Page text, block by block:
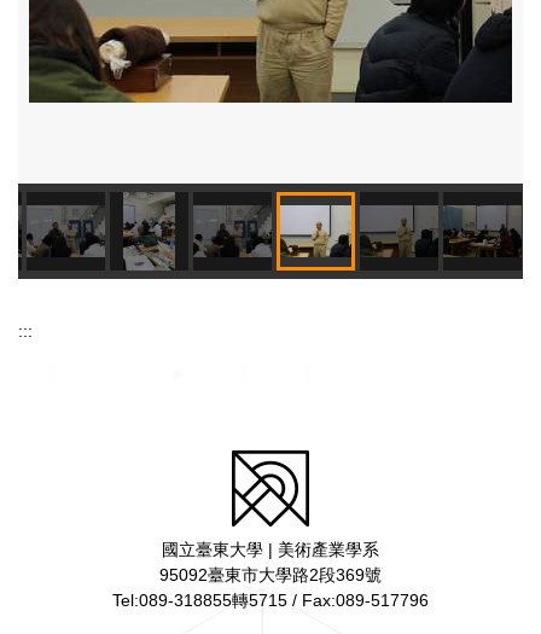
:::
國立臺東大學 | 美術產業學系
95092臺東市大學路2段369號
Tel:089-318855轉5715 / Fax:089-517796